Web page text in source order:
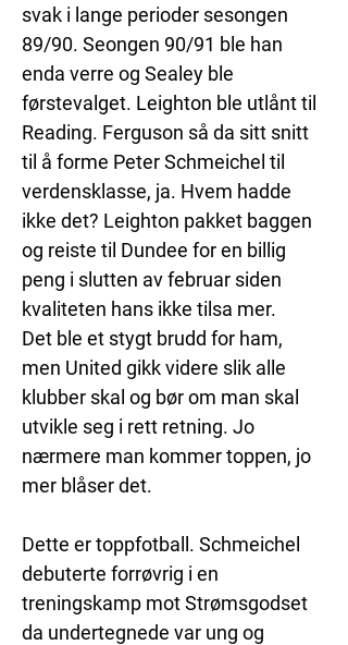
svak i lange perioder sesongen
89/90. Seongen 90/91 ble han
enda verre og Sealey ble
førstevalget. Leighton ble utlånt til
Reading. Ferguson så da sitt snitt
til å forme Peter Schmeichel til
verdensklasse, ja. Hvem hadde
ikke det? Leighton pakket baggen
og reiste til Dundee for en billig
peng i slutten av februar siden
kvaliteten hans ikke tilsa mer.
Det ble et stygt brudd for ham,
men United gikk videre slik alle
klubber skal og bør om man skal
utvikle seg i rett retning. Jo
nærmere man kommer toppen, jo
mer blåser det.
Dette er toppfotball. Schmeichel
debuterte forrøvrig i en
treningskamp mot Strømsgodset
da undertegnede var ung og